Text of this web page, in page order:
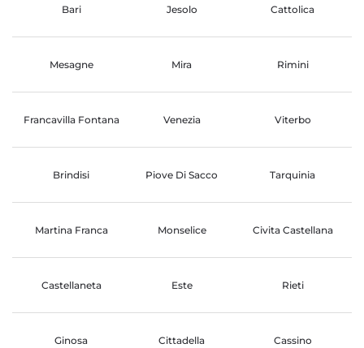
Bari Jesolo Cattolica
Mesagne Mira Rimini
Francavilla Fontana Venezia Viterbo
Brindisi Piove Di Sacco Tarquinia
Martina Franca Monselice Civita Castellana
Castellaneta Este Rieti
Ginosa Cittadella Cassino